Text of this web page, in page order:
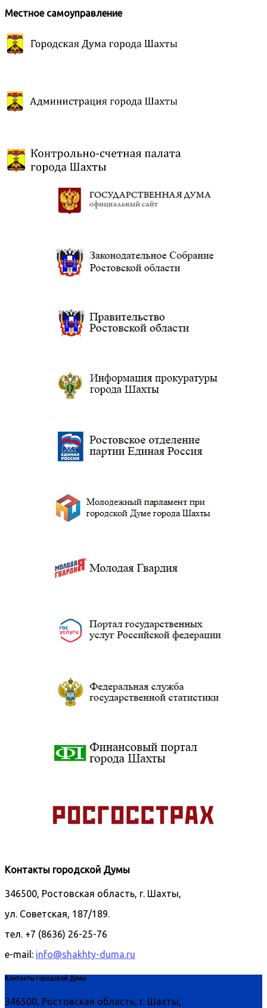
Местное самоуправление
Контакты городской Думы
346500, Ростовская область, г. Шахты,
ул. Советская, 187/189.
тел. +7 (8636) 26-25-76
e-mail: info@shakhty-duma.ru
Контакты городской Думы
346500, Ростовская область, г. Шахты,